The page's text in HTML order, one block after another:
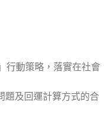
行動策略，落實在社會
題及回運計算方式的合